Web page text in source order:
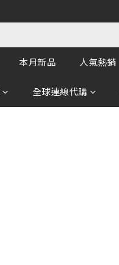
本月新品 人氣熱銷
全球連線代購